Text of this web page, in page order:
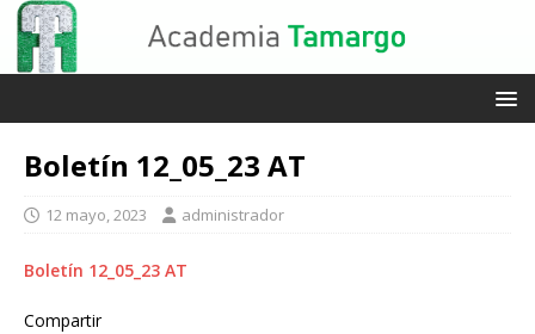
Boletín 12_05_23 AT
12 mayo, 2023 administrador
Boletín 12_05_23 AT
Compartir